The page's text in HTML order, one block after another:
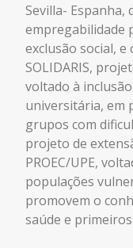
Sevilla- Espanha,
empregabilidade
exclusão social, e
SOLIDARIS,
voltado à
universitária, em
grupos com
projeto de
PROEC/UPE,
populações
promovem o
saúde e